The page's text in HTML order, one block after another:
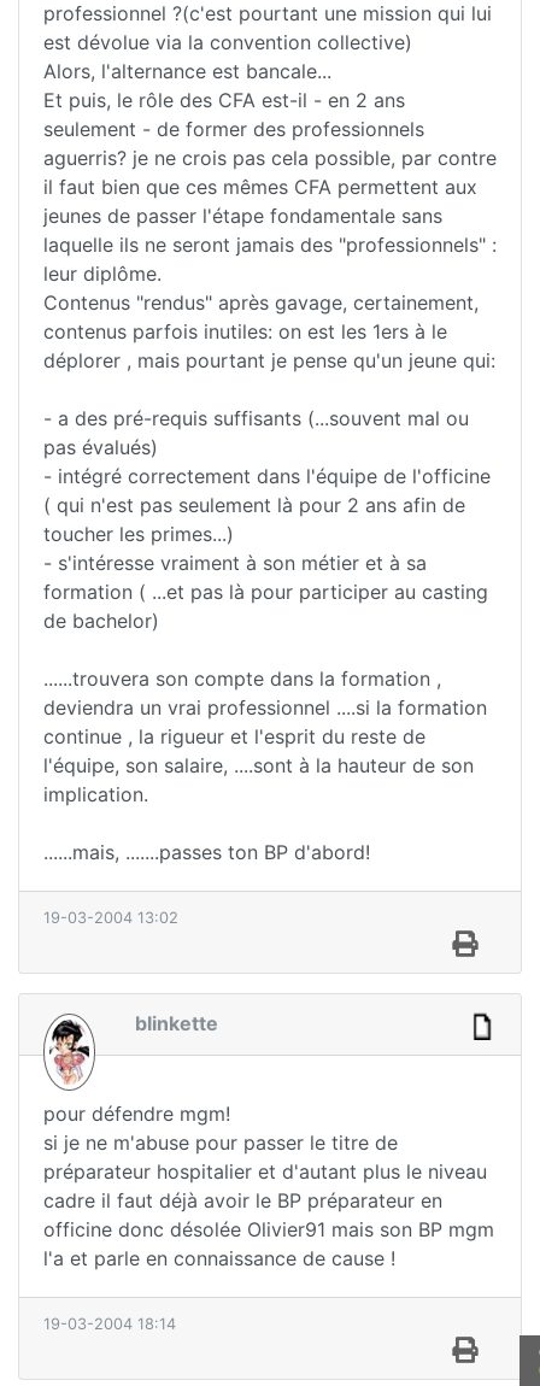
professionnel ?(c'est pourtant une mission qui lui
est dévolue via la convention collective)
Alors, l'alternance est bancale...
Et puis, le rôle des CFA est-il - en 2 ans
seulement - de former des professionnels
aguerris? je ne crois pas cela possible, par contre
il faut bien que ces mêmes CFA permettent aux
jeunes de passer l'étape fondamentale sans
laquelle ils ne seront jamais des "professionnels" :
leur diplôme.
Contenus "rendus" après gavage, certainement,
contenus parfois inutiles: on est les 1ers à le
déplorer , mais pourtant je pense qu'un jeune qui:
- a des pré-requis suffisants (...souvent mal ou
pas évalués)
- intégré correctement dans l'équipe de l'officine
( qui n'est pas seulement là pour 2 ans afin de
toucher les primes...)
- s'intéresse vraiment à son métier et à sa
formation ( ...et pas là pour participer au casting
de bachelor)
......trouvera son compte dans la formation ,
deviendra un vrai professionnel ....si la formation
continue , la rigueur et l'esprit du reste de
l'équipe, son salaire, ....sont à la hauteur de son
implication.
......mais, .......passes ton BP d'abord!
19-03-2004 13:02
blinkette
pour défendre mgm!
si je ne m'abuse pour passer le titre de
préparateur hospitalier et d'autant plus le niveau
cadre il faut déjà avoir le BP préparateur en
officine donc désolée Olivier91 mais son BP mgm
l'a et parle en connaissance de cause !
19-03-2004 18:14